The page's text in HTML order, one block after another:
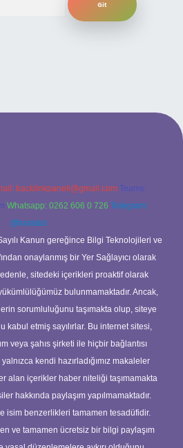
backlinkpaneli@gmail.com Teams:
Whatsapp: 0262 606 0 726 Telegram:
@karabul
Kanun gereğince Bilgi Teknolojileri ve
onaylanmış bir Yer Sağlayıcı olarak
sitedeki içerikleri proaktif olarak
bulunmamaktadır. Ancak,
sorumluluğunu taşımakta olup, siteye
kabul etmiş sayılırlar. Bu internet sitesi,
veya şahıs şirketi ile hiçbir bağlantısı
kendi hazırladığımız makaleler
alan içerikler haber niteliği taşımamakta
hakkında paylaşım yapılmamaktadır.
isim benzerlikleri tamamen tesadüfidir.
ve tamamen ücretsiz bir bilgi paylaşım